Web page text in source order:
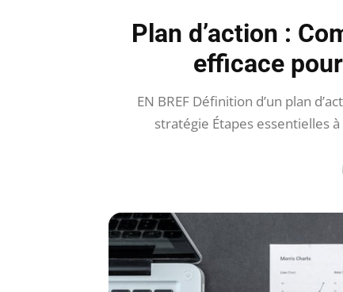
Plan d’action :
efficace
EN BREF Définition d’un plan
stratégie Étapes essentielles